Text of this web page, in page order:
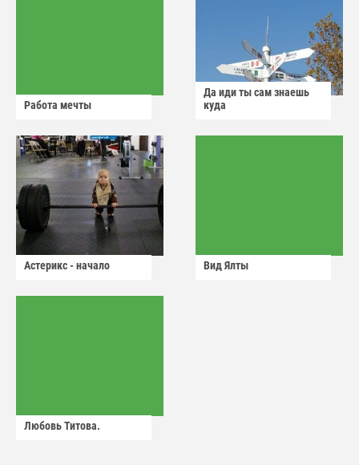
Работа мечты
Да иди ты сам знаешь
куда
Астерикс - начало Вид Ялты
Любовь Титова.